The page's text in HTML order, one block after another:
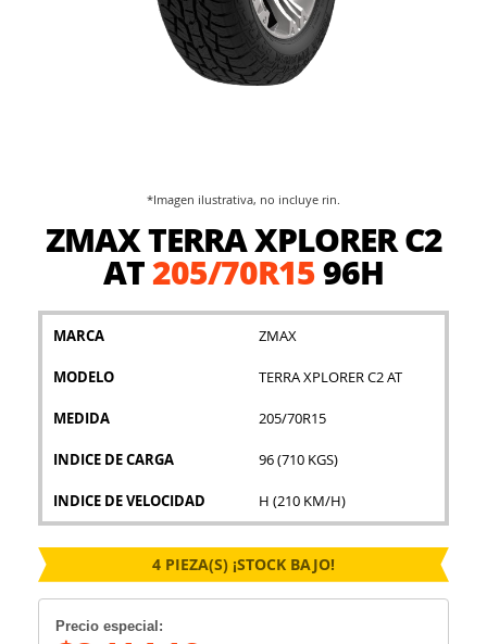
ZMAX TERRA XPLORER C2
AT205/70R1596H
MARCA ZMAX
MODELO TERRA XPLORER C2 AT
MEDIDA 205/70R15
INDICE DE CARGA 96 (710 KGS)
INDICE DE VELOCIDAD H (210 KM/H)
4 PIEZA(S) ¡STOCK BAJO!
Precio especial:
*Imagen ilustrativa, no incluye rin.
galería
imágenes